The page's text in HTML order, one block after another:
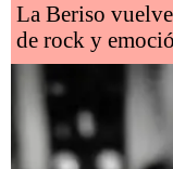
La Beriso
de rock y